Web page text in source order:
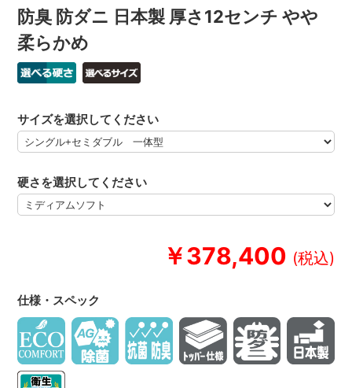
防臭 防ダニ 日本製 厚さ12センチ やや
柔らかめ
￥378,400
サイズを選択してください
硬さを選択してください
仕様・スペック